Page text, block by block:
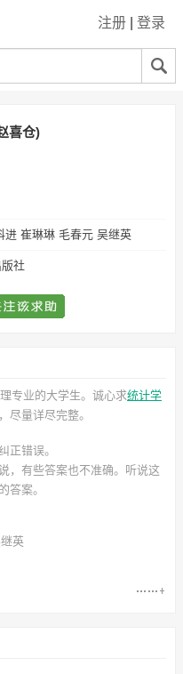
注册 登录
喜仓)
进 崔琳琳 毛春元 吴继英
社
专业的大学生。诚心求统计学
尽量详尽完整。
正错误。
，有些答案也不准确。听说这
答案。
英